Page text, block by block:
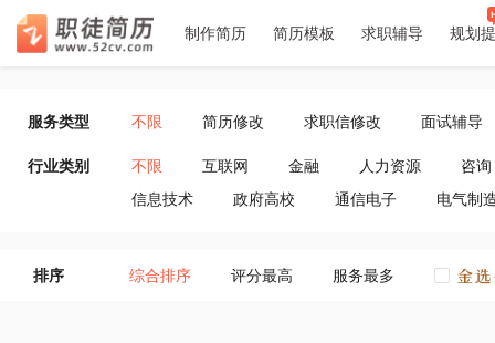
职徒简
推荐
推荐
推荐11
2
2
3
3
4
4
5
5
6
6
7
7
空
空
制作简历 简历模板 求职辅导 规划
服务类型 不限 简历修改 求职信修改 面试辅导
行业类别 不限 互联网 金融 人力资源
咨询
信息技术
政府高校 通信电子 电气制
排序 综合排序 评分最高 服务最多